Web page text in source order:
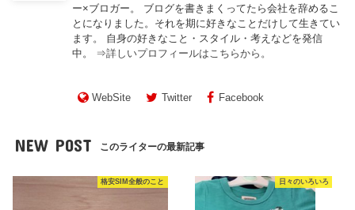
ー×ブロガー。 ブログを書きまくってたら会社を辞めるこ
とになりました。それを期に好きなことだけして生きてい
ます。 自身の好きなこと・スタイル・考えなどを発信
中。 ⇒詳しいプロフィールはこちらから。
WebSite Twitter Facebook
NEW POST このライターの最新記事
格安SIM全般のこと 日々のいろいろ